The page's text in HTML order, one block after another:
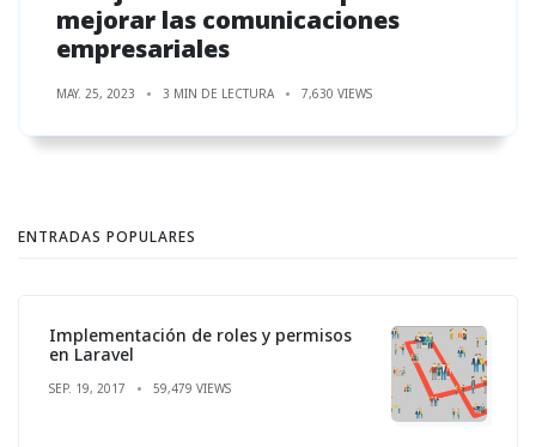
mejorar las comunicaciones
empresariales
MAY. 25, 2023 3 MIN DE LECTURA 7,630 VIEWS
ENTRADAS POPULARES
Implementación de roles y permisos
en Laravel
SEP. 19, 2017 59,479 VIEWS